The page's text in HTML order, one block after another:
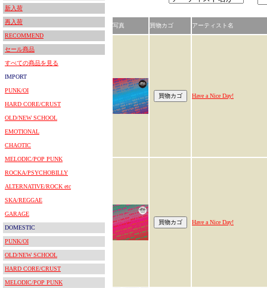
新入荷
再入荷
RECOMMEND
セール商品
すべての商品を見る
IMPORT
PUNK/OI
HARD CORE/CRUST
OLD/NEW SCHOOL
EMOTIONAL
CHAOTIC
MELODIC/POP PUNK
ROCKA/PSYCHOBILLY
ALTERNATIVE/ROCK etc
SKA/REGGAE
GARAGE
DOMESTIC
PUNK/OI
OLD/NEW SCHOOL
HARD CORE/CRUST
MELODIC/POP PUNK
写真 買物カゴ アーティスト名
Have a Nice Day!
Have a Nice Day!